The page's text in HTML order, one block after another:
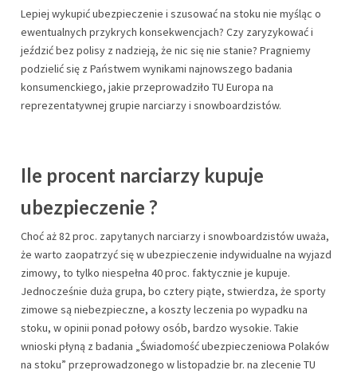
Lepiej wykupić ubezpieczenie i szusować na stoku nie myśląc o
ewentualnych przykrych konsekwencjach? Czy zaryzykować i
jeździć bez polisy z nadzieją, że nic się nie stanie? Pragniemy
podzielić się z Państwem wynikami najnowszego badania
konsumenckiego, jakie przeprowadziło TU Europa na
reprezentatywnej grupie narciarzy i snowboardzistów.
Ile procent narciarzy kupuje
ubezpieczenie ?
Choć aż 82 proc. zapytanych narciarzy i snowboardzistów uważa,
że warto zaopatrzyć się w ubezpieczenie indywidualne na wyjazd
zimowy, to tylko niespełna 40 proc. faktycznie je kupuje.
Jednocześnie duża grupa, bo cztery piąte, stwierdza, że sporty
zimowe są niebezpieczne, a koszty leczenia po wypadku na
stoku, w opinii ponad połowy osób, bardzo wysokie. Takie
wnioski płyną z badania „Świadomość ubezpieczeniowa Polaków
na stoku” przeprowadzonego w listopadzie br. na zlecenie TU